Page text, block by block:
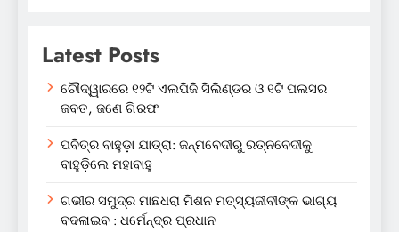
Latest Posts
ଚୌଦ୍ୱାରରେ ୧୨ଟି ଏଲପିଜି ସିଲିଣ୍ଡର ଓ ୧ଟି ପଲସର
ଜବତ, ଜଣେ ଗିରଫ
ପବିତ୍ର ବାହୁଡ଼ା ଯାତ୍ରା: ଜନ୍ମବେଦୀରୁ ରତ୍ନବେଦୀକୁ
ବାହୁଡ଼ିଲେ ମହାବାହୁ
ଗଭୀର ସମୁଦ୍ର ମାଛଧରା ମିଶନ ମତ୍ସ୍ୟଜୀବୀଙ୍କ ଭାଗ୍ୟ
ବଦଳାଇବ : ଧର୍ମେନ୍ଦ୍ର ପ୍ରଧାନ